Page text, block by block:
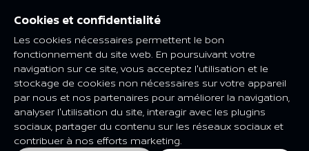
Quoi de neuf
Heritage Nissan
NISSAN SOCIAL
Cookies et confidentialité
Les cookies nécessaires permettent le bon
fonctionnement du site web. En poursuivant votre
navigation sur ce site, vous acceptez l'utilisation et le
stockage de cookies non nécessaires sur votre appareil
par nous et nos partenaires pour améliorer la navigation,
analyser l'utilisation du site, interagir avec les plugins
sociaux, partager du contenu sur les réseaux sociaux et
contribuer à nos efforts marketing.